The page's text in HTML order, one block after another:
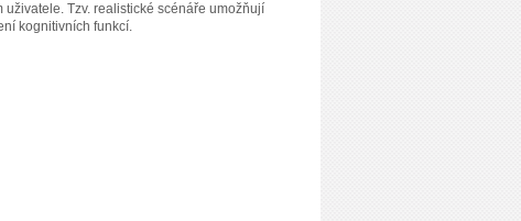
Tzv. realistické scénáře umožňují
kognitivních funkcí.